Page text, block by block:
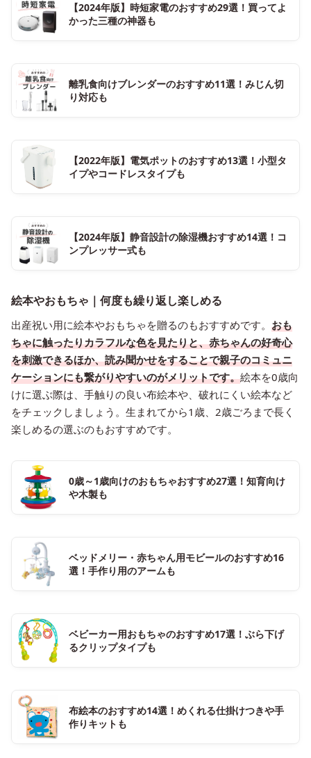
【2024年版】時短家電のおすすめ29選！買ってよ
かった三種の神器も
離乳食向けブレンダーのおすすめ11選！みじん切
り対応も
【2022年版】電気ポットのおすすめ13選！小型タ
イプやコードレスタイプも
【2024年版】静音設計の除湿機おすすめ14選！コ
ンプレッサー式も
絵本やおもちゃ｜何度も繰り返し楽しめる
出産祝い用に絵本やおもちゃを贈るのもおすすめです。 おも
ちゃに触ったりカラフルな色を見たりと、赤ちゃんの好奇心
を刺激できるほか、読み聞かせをすることで親子のコミュニ
ケーションにも繋がりやすいのがメリットです。絵本を0歳向
けに選ぶ際は、手触りの良い布絵本や、破れにくい絵本など
をチェックしましょう。生まれてから1歳、2歳ごろまで長く
楽しめるの選ぶのもおすすめです。
0歳～1歳向けのおもちゃおすすめ27選！知育向け
や木製も
ベッドメリー・赤ちゃん用モビールのおすすめ16
選！手作り用のアームも
ベビーカー用おもちゃのおすすめ17選！ぶら下げ
るクリップタイプも
布絵本のおすすめ14選！めくれる仕掛けつきや手
作りキットも